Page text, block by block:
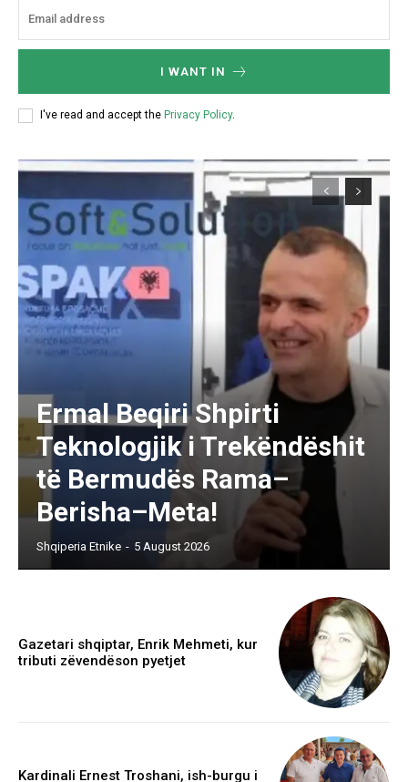
I WANT IN
I've read and accept the Privacy Policy.
Ermal Beqiri Shpirti
Teknologjik i Trekëndëshit
të Bermudës Rama–
Berisha–Meta!
Shqiperia Etnike - 5 August 2026
Gazetari shqiptar, Enrik Mehmeti, kur
tributi zëvendëson pyetjet
Kardinali Ernest Troshani, ish-burgu i